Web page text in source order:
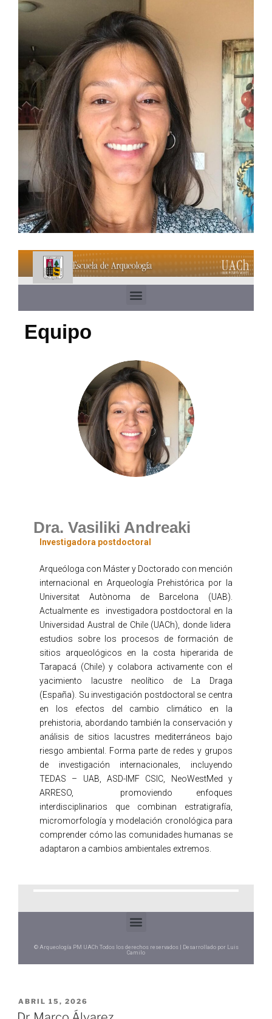
Equipo
Dra. Vasiliki Andreaki
Investigadora postdoctoral
Arqueóloga con Máster y Doctorado con mención
internacional en Arqueología Prehistórica por la
Universitat Autònoma de Barcelona (UAB).
Actualmente es investigadora postdoctoral en la
Universidad Austral de Chile (UACh), donde lidera
estudios sobre los procesos de formación de
sitios arqueológicos en la costa hiperarida de
Tarapacá (Chile) y colabora activamente con el
yacimiento lacustre neolítico de La Draga
(España). Su investigación postdoctoral se centra
en los efectos del cambio climático en la
prehistoria, abordando también la conservación y
análisis de sitios lacustres mediterráneos bajo
riesgo ambiental. Forma parte de redes y grupos
de investigación internacionales, incluyendo
TEDAS – UAB, ASD-IMF CSIC, NeoWestMed y
ARRESO, promoviendo enfoques
interdisciplinarios que combinan estratigrafía,
micromorfología y modelación cronológica para
comprender cómo las comunidades humanas se
adaptaron a cambios ambientales extremos.
© Arqueología PM UACh Todos los derechos reservados | Desarrollado por Luis
Camilo
ABRIL 15, 2026